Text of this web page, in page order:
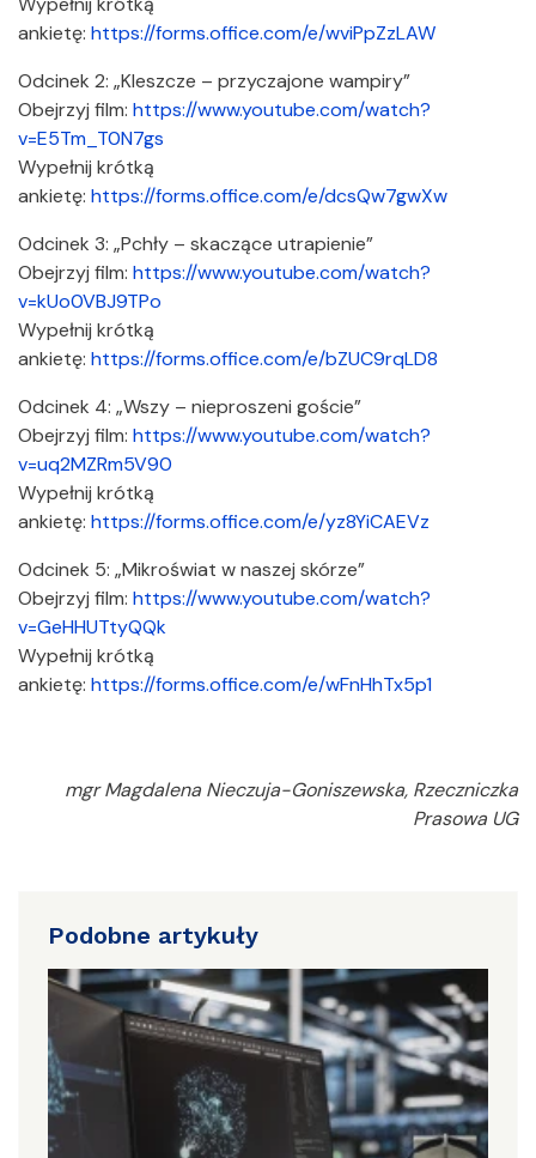
ankietę: https://forms.office.com/e/wviPpZzLAW
Odcinek 2: „Kleszcze – przyczajone wampiry”
Obejrzyj film: https://www.youtube.com/watch?
v=E5Tm_T0N7gs
Wypełnij krótką
ankietę: https://forms.office.com/e/dcsQw7gwXw
Odcinek 3: „Pchły – skaczące utrapienie”
Obejrzyj film: https://www.youtube.com/watch?
v=kUo0VBJ9TPo
Wypełnij krótką
ankietę: https://forms.office.com/e/bZUC9rqLD8
Odcinek 4: „Wszy – nieproszeni goście”
Obejrzyj film: https://www.youtube.com/watch?
v=uq2MZRm5V90
Wypełnij krótką
ankietę: https://forms.office.com/e/yz8YiCAEVz
Odcinek 5: „Mikroświat w naszej skórze”
Obejrzyj film: https://www.youtube.com/watch?
v=GeHHUTtyQQk
Wypełnij krótką
ankietę: https://forms.office.com/e/wFnHhTx5p1
mgr Magdalena Nieczuja-Goniszewska, Rzeczniczka
Prasowa UG
Podobne artykuły